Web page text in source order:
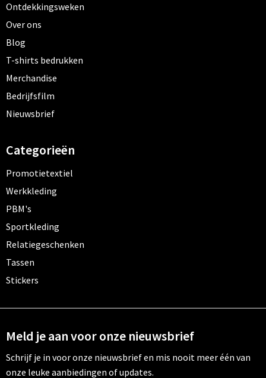
Ontdekkingsweken
Over ons
Blog
T-shirts bedrukken
Merchandise
Bedrijfsfilm
Nieuwsbrief
Categorieën
Promotietextiel
Werkkleding
PBM's
Sportkleding
Relatiegeschenken
Tassen
Stickers
Meld je aan voor onze nieuwsbrief
Schrijf je in voor onze nieuwsbrief en mis nooit meer één van
onze leuke aanbiedingen of updates.